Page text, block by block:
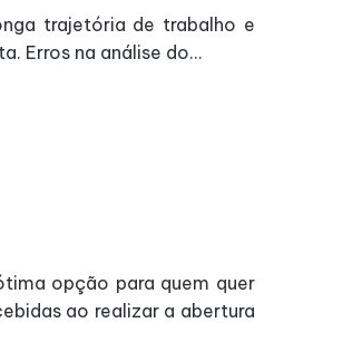
trajetória de trabalho e
Erros na análise do...
opção para quem quer
ao realizar a abertura